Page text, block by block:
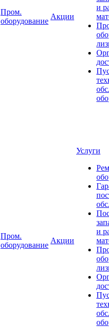
Пром.
оборудование
Акции
и
Пром.
оборудование
Акции
Услуги
и